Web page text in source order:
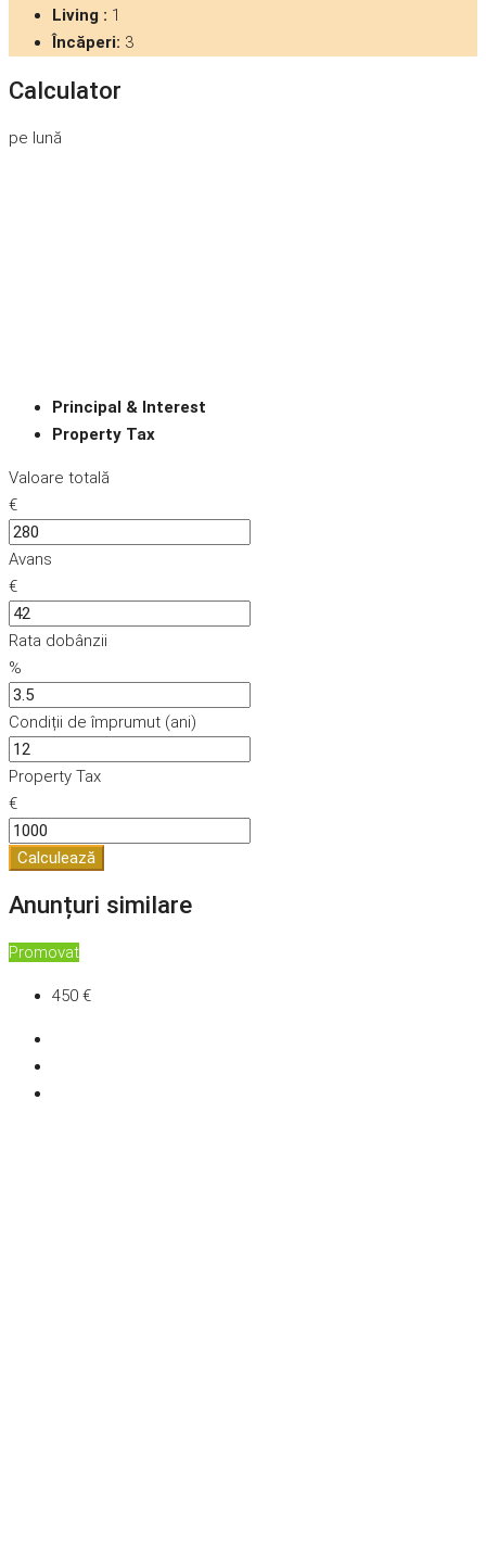
Living : 1
Încăperi: 3
Calculator
pe lună
Principal & Interest
Property Tax
Valoare totală
€
Avans
€
Rata dobânzii
%
Condiții de împrumut (ani)
Property Tax
€
Calculează
Anunțuri similare
Promovat
450 €